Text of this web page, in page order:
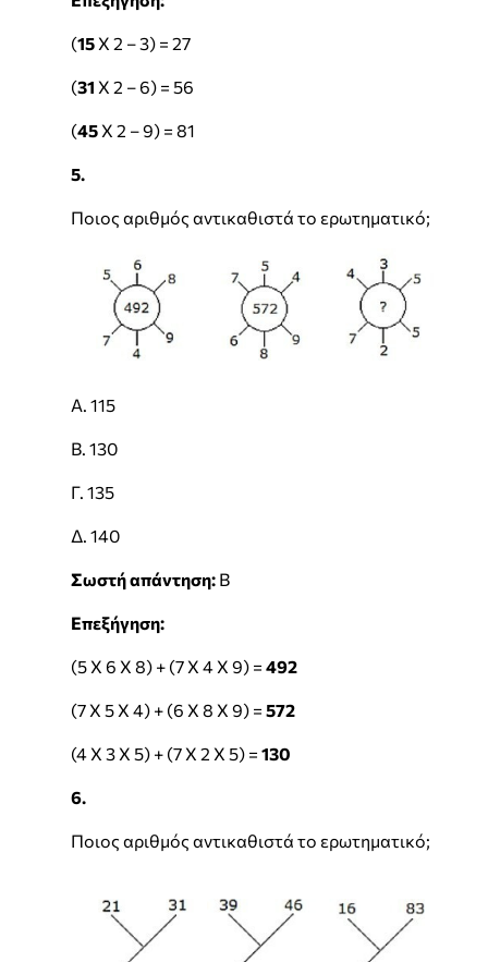
(15Χ 2 – 3) = 27
(31 Χ 2 – 6) = 56
(45Χ 2 – 9) = 81
5.
Ποιος αριθμός αντικαθιστά το ερωτηματικό;
Α. 115
Β. 130
Γ. 135
Δ. 140
Σωστή απάντηση: Β
Επεξήγηση:
(5 Χ 6 Χ 8) + (7 Χ 4 Χ 9) = 492
(7 Χ 5 Χ 4) + (6 Χ 8 Χ 9) = 572
(4 Χ 3 Χ 5) + (7 Χ 2 Χ 5) = 130
6.
Ποιος αριθμός αντικαθιστά το ερωτηματικό;